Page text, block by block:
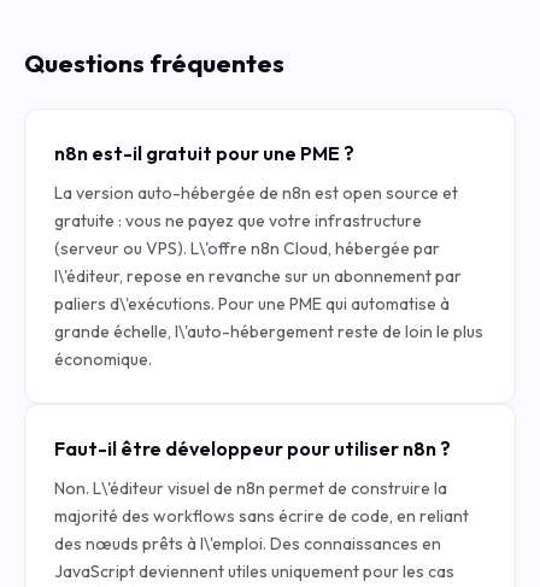
Questions fréquentes
n8n est-il gratuit pour une PME ?
La version auto-hébergée de n8n est open source et
gratuite : vous ne payez que votre infrastructure
(serveur ou VPS). L\'offre n8n Cloud, hébergée par
l\'éditeur, repose en revanche sur un abonnement par
paliers d\'exécutions. Pour une PME qui automatise à
grande échelle, l\'auto-hébergement reste de loin le plus
économique.
Faut-il être développeur pour utiliser n8n ?
Non. L\'éditeur visuel de n8n permet de construire la
majorité des workflows sans écrire de code, en reliant
des nœuds prêts à l\'emploi. Des connaissances en
JavaScript deviennent utiles uniquement pour les cas